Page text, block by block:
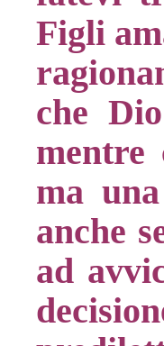
Figli
che
mentre
ma
anche
ad